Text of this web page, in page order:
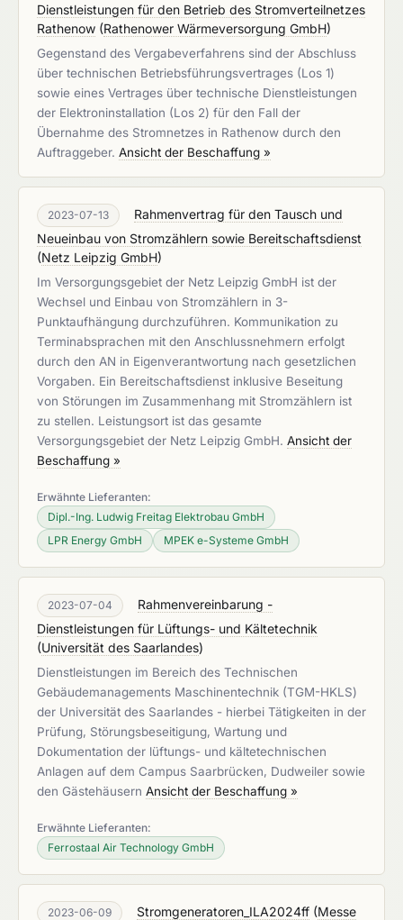
Dienstleistungen für den Betrieb des Stromverteilnetzes
Rathenow (Rathenower Wärmeversorgung GmbH)
Gegenstand des Vergabeverfahrens sind der Abschluss
über technischen Betriebsführungsvertrages (Los 1)
sowie eines Vertrages über technische Dienstleistungen
der Elektroninstallation (Los 2) für den Fall der
Übernahme des Stromnetzes in Rathenow durch den
Auftraggeber. Ansicht der Beschaffung »
2023-07-13
Rahmenvertrag für den Tausch und
Neueinbau von Stromzählern sowie Bereitschaftsdienst
(Netz Leipzig GmbH)
Im Versorgungsgebiet der Netz Leipzig GmbH ist der
Wechsel und Einbau von Stromzählern in 3-
Punktaufhängung durchzuführen. Kommunikation zu
Terminabsprachen mit den Anschlussnehmern erfolgt
durch den AN in Eigenverantwortung nach gesetzlichen
Vorgaben. Ein Bereitschaftsdienst inklusive Beseitung
von Störungen im Zusammenhang mit Stromzählern ist
zu stellen. Leistungsort ist das gesamte
Versorgungsgebiet der Netz Leipzig GmbH. Ansicht der
Beschaffung »
Erwähnte Lieferanten:
Dipl.-Ing. Ludwig Freitag Elektrobau GmbH
LPR Energy GmbH
MPEK e-Systeme GmbH
2023-07-04
Rahmenvereinbarung -
Dienstleistungen für Lüftungs- und Kältetechnik
(Universität des Saarlandes)
Dienstleistungen im Bereich des Technischen
Gebäudemanagements Maschinentechnik (TGM-HKLS)
der Universität des Saarlandes - hierbei Tätigkeiten in der
Prüfung, Störungsbeseitigung, Wartung und
Dokumentation der lüftungs- und kältetechnischen
Anlagen auf dem Campus Saarbrücken, Dudweiler sowie
den Gästehäusern Ansicht der Beschaffung »
Erwähnte Lieferanten:
Ferrostaal Air Technology GmbH
2023-06-09 Stromgeneratoren_ILA2024ff (Messe